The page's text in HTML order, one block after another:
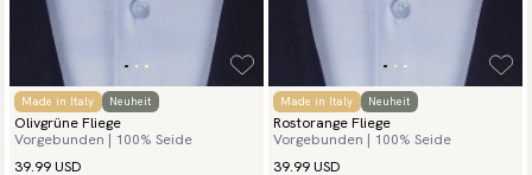
Made in Italy Neuheit
Olivgrüne Fliege
Vorgebunden | 100% Seide
39.99 USD
Made in Italy Neuheit
Rostorange Fliege
Vorgebunden | 100% Seide
39.99 USD